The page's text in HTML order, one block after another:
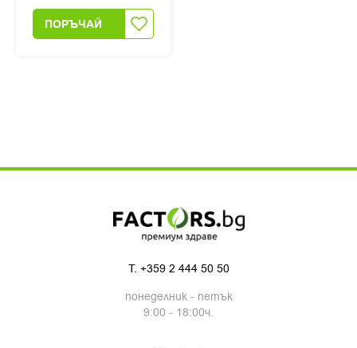
ПОРЪЧАЙ
T. +359 2 444 50 50
понеделник - петък
9:00 - 18:00ч.